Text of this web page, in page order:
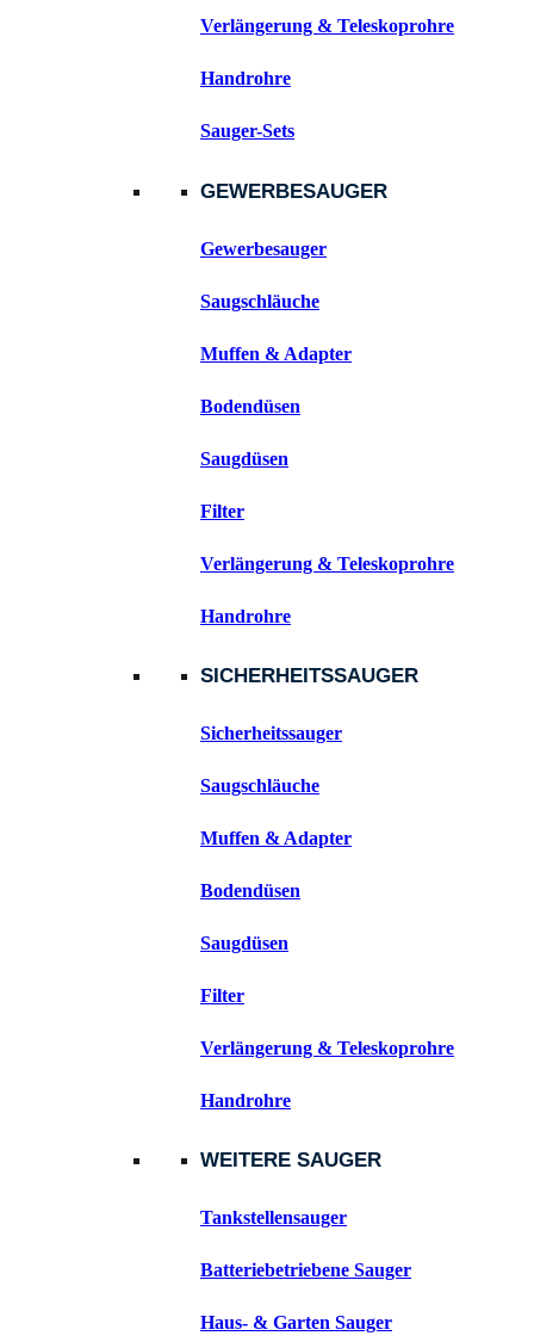
Verlängerung & Teleskoprohre
Handrohre
Sauger-Sets
GEWERBESAUGER
Gewerbesauger
Saugschläuche
Muffen & Adapter
Bodendüsen
Saugdüsen
Filter
Verlängerung & Teleskoprohre
Handrohre
SICHERHEITSSAUGER
Sicherheitssauger
Saugschläuche
Muffen & Adapter
Bodendüsen
Saugdüsen
Filter
Verlängerung & Teleskoprohre
Handrohre
WEITERE SAUGER
Tankstellensauger
Batteriebetriebene Sauger
Haus- & Garten Sauger